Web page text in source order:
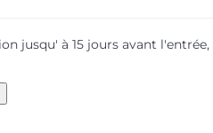
jusqu' à 15 jours avant l'entrée,